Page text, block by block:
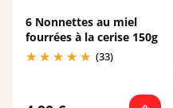
6 Nonnettes au miel
fourrées à la cerise 150g
(33)